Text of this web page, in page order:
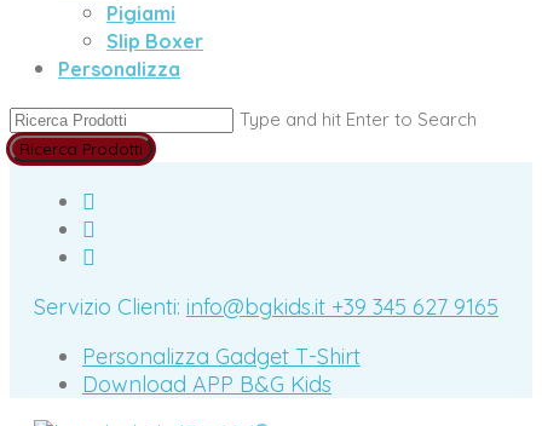
Pigiami
Slip Boxer
Personalizza
Type and hit Enter to Search
Servizio Clienti: info@bgkids.it +39 345 627 9165
Personalizza Gadget T-Shirt
Download APP B&G Kids